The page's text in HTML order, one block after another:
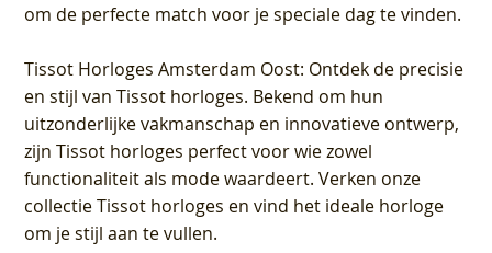
om de perfecte match voor je speciale dag te vinden.
Tissot Horloges Amsterdam Oost: Ontdek de precisie
en stijl van Tissot horloges. Bekend om hun
uitzonderlijke vakmanschap en innovatieve ontwerp,
zijn Tissot horloges perfect voor wie zowel
functionaliteit als mode waardeert. Verken onze
collectie Tissot horloges en vind het ideale horloge
om je stijl aan te vullen.